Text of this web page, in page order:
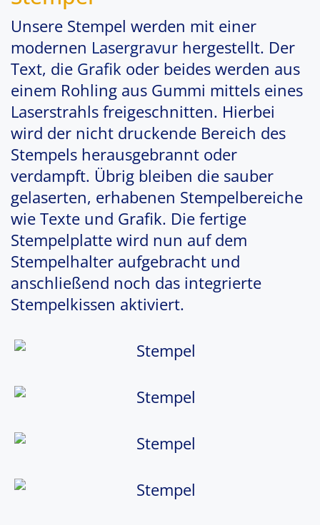
Unsere Stempel werden mit einer
modernen Lasergravur hergestellt. Der
Text, die Grafik oder beides werden aus
einem Rohling aus Gummi mittels eines
Laserstrahls freigeschnitten. Hierbei
wird der nicht druckende Bereich des
Stempels herausgebrannt oder
verdampft. Übrig bleiben die sauber
gelaserten, erhabenen Stempelbereiche
wie Texte und Grafik. Die fertige
Stempelplatte wird nun auf dem
Stempelhalter aufgebracht und
anschließend noch das integrierte
Stempelkissen aktiviert.